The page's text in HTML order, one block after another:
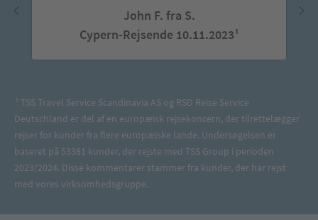
John F. fra S.
Cypern-Rejsende 10.11.2023¹
1 TSS Travel Service Scandinavia AS og RSD Reise Service
Deutschland er del af en europæisk rejsekoncern, der tilrettelægger
rejser for kunder fra flere europæiske lande. Undersøgelsen er
baseret på 53381 kunder, der rejste med TSS Group i perioden
2023/2024. Disse kommentarer stammer fra kunder, der har rejst
med vores virksomhedsgruppe.